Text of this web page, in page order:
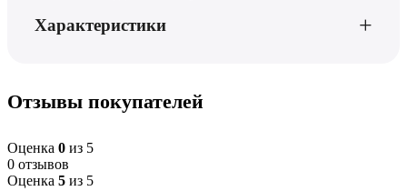
Характеристики
Отзывы покупателей
Оценка 0 из 5
0 отзывов
Оценка 5 из 5